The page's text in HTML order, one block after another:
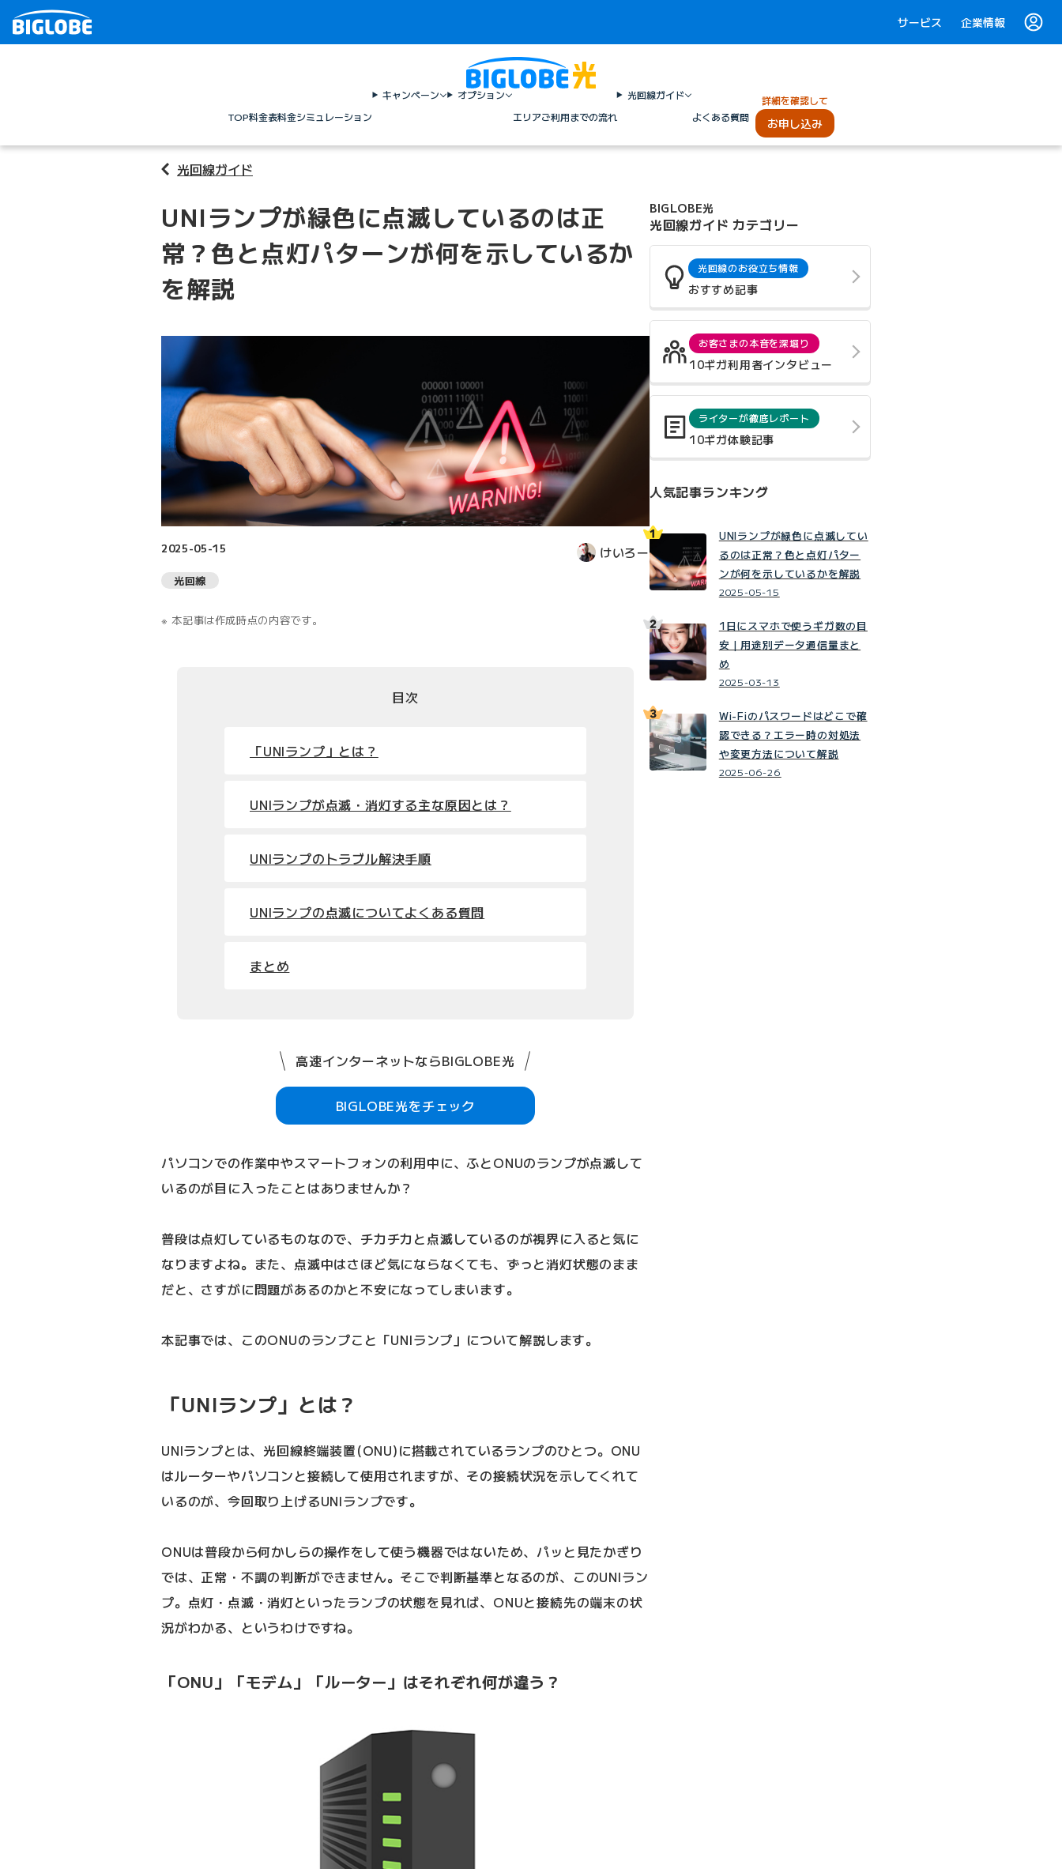
サービス 企業情報
TOP料金表料金シミュレーション
キャンペーン
オプション
エリアご利用までの流れ
光回線ガイド
よくある質問
詳細を確認して
お申し込み
光回線ガイド
UNIランプが緑色に点滅しているのは正
常？色と点灯パターンが何を示しているか
を解説
2025-05-15 けいろー
光回線
本記事は作成時点の内容です。
目次
「UNIランプ」とは？
UNIランプが点滅・消灯する主な原因とは？
UNIランプのトラブル解決手順
UNIランプの点滅についてよくある質問
まとめ
高速インターネットならBIGLOBE光
BIGLOBE光をチェック
パソコンでの作業中やスマートフォンの利用中に、ふとONUのランプが点滅して
いるのが目に入ったことはありませんか？
普段は点灯しているものなので、チカチカと点滅しているのが視界に入ると気に
なりますよね。また、点滅中はさほど気にならなくても、ずっと消灯状態のまま
だと、さすがに問題があるのかと不安になってしまいます。
本記事では、このONUのランプこと「UNIランプ」について解説します。
「UNIランプ」とは？
UNIランプとは、光回線終端装置(ONU)に搭載されているランプのひとつ。ONU
はルーターやパソコンと接続して使用されますが、その接続状況を示してくれて
いるのが、今回取り上げるUNIランプです。
ONUは普段から何かしらの操作をして使う機器ではないため、パッと見たかぎり
では、正常・不調の判断ができません。そこで判断基準となるのが、このUNIラン
プ。点灯・点滅・消灯といったランプの状態を見れば、ONUと接続先の端末の状
況がわかる、というわけですね。
「ONU」「モデム」「ルーター」はそれぞれ何が違う？
BIGLOBE光
光回線ガイド カテゴリー
光回線のお役立ち情報
おすすめ記事
お客さまの本音を深堀り
10ギガ利用者インタビュー
ライターが徹底レポート
10ギガ体験記事
人気記事ランキング
UNIランプが緑色に点滅してい
るのは正常？色と点灯パター
ンが何を示しているかを解説
2025-05-15
1日にスマホで使うギガ数の目
安｜用途別データ通信量まと
め
2025-03-13
Wi-Fiのパスワードはどこで確
認できる？エラー時の対処法
や変更方法について解説
2025-06-26